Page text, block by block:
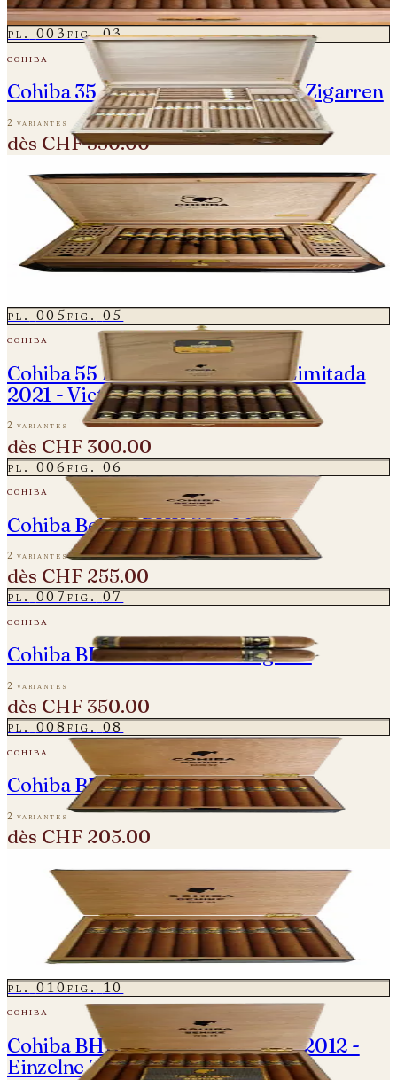
CHF 850.00
pl. 003fig. 03
cohiba
Cohiba 35 Aniversario - Einzelne Zigarren
2 variantes
dès CHF 350.00
cohiba
Cohiba 50 Aniversario - Majestuosos 1966
Humidor
2 variantes
pl. 005fig. 05
cohiba
Cohiba 55 Aniversario Edición Limitada
2021 - Victoria
2 variantes
dès CHF 300.00
pl. 006fig. 06
cohiba
Cohiba Behike BHK 56 - 2024
2 variantes
dès CHF 255.00
pl. 007fig. 07
cohiba
Cohiba BHK 58 - Einzelne Zigarre
2 variantes
dès CHF 350.00
pl. 008fig. 08
cohiba
Cohiba BHK Behike 52 - 2020
2 variantes
dès CHF 205.00
Cohiba BHK Behike 54 - 2020/21
2 variantes
CHF 240.00
pl. 010fig. 10
cohiba
Cohiba BHK Behike 54 - Vintage 2012 -
Einzelne Zigarre